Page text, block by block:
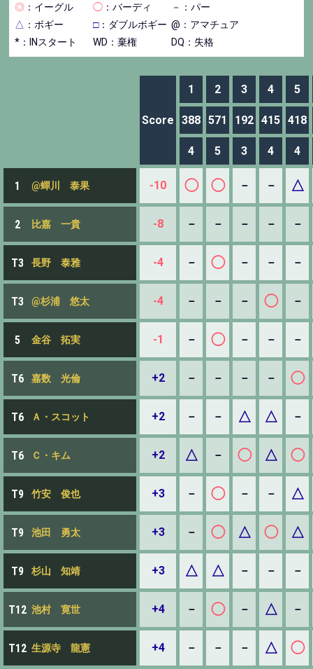
◎ ：イーグル ◯ ：バーディ －
：パー
△ ：ボギー □：ダブルボギー @：アマチュア
*：INスタート
WD：棄権 DQ：失格
Score
1 2 3 4 5
388 571 192 415 418
4 5 3 4 4
1 @蟬川 泰果 -10 ◯ ◯ － － △
2 比嘉 一貴 -8 － － － － －
T3 長野 泰雅 -4 － ◯ － － －
T3 @杉浦 悠太 -4 － － － ◯ －
5 金谷 拓実 -1 － ◯ － － －
T6 嘉数 光倫 +2 － － － － ◯
T6 Ａ・スコット +2 － － △ △ －
T6 Ｃ・キム +2 △ － ◯ △ ◯
T9 竹安 俊也 +3 － ◯ － － △
T9 池田 勇太 +3 － ◯ △ ◯ △
T9 杉山 知靖 +3 △ △ － － －
T12 池村 寛世 +4 － ◯ － △ －
T12 生源寺 龍憲 +4 － － － △ ◯